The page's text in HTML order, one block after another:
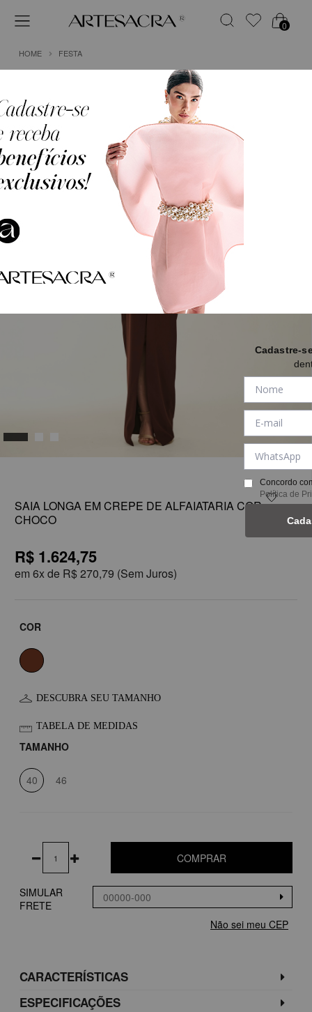
0
HOME FESTA
1
SAIA LONGA EM CREPE DE ALFAIATARIA COR
CHOCO
R$ 1.624,75
em 6x de R$ 270,79 (Sem Juros)
COR
DESCUBRA SEU TAMANHO
TABELA DE MEDIDAS
TAMANHO
40 46
COMPRAR
SIMULAR
FRETE
Não sei meu CEP
CARACTERÍSTICAS
ESPECIFICAÇÕES
Cadastre-
Concordo
Política de